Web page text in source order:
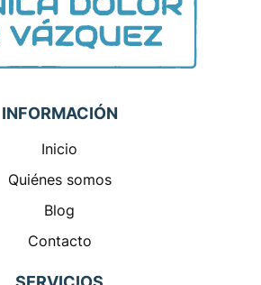
INFORMACIÓN
Inicio
Quiénes somos
Blog
Contacto